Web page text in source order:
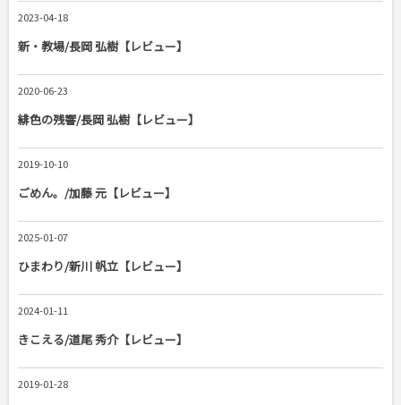
2023-04-18
新・教場/長岡 弘樹【レビュー】
2020-06-23
緋色の残響/長岡 弘樹【レビュー】
2019-10-10
ごめん。/加藤 元【レビュー】
2025-01-07
ひまわり/新川 帆立【レビュー】
2024-01-11
きこえる/道尾 秀介【レビュー】
2019-01-28